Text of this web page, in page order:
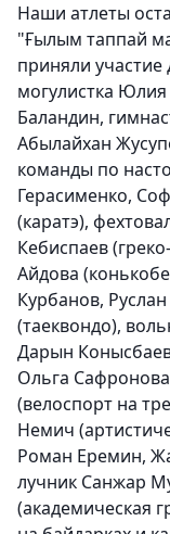
Наши атлеты
"Ғылым таппай
приняли участие
могулистка
Баландин,
Абылайхан
команды по
Герасименко,
(каратэ),
Кебиспаев
Айдова
Курбанов,
(таеквондо),
Дарын
Ольга Сафронова
(велоспорт на
Немич
Роман Еремин,
лучник Санжар
(академическая